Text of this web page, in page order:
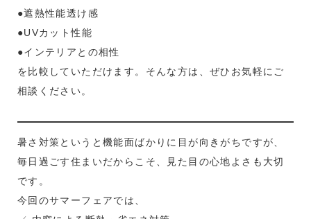
●遮熱性能透け感
●UVカット性能
●インテリアとの相性
を比較していただけます。そんな方は、ぜひお気軽にご
相談ください。
暑さ対策というと機能面ばかりに目が向きがちですが、
毎日過ごす住まいだからこそ、見た目の心地よさも大切
です。
今回のサマーフェアでは、